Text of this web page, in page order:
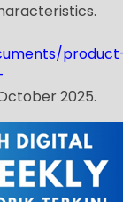
2025.